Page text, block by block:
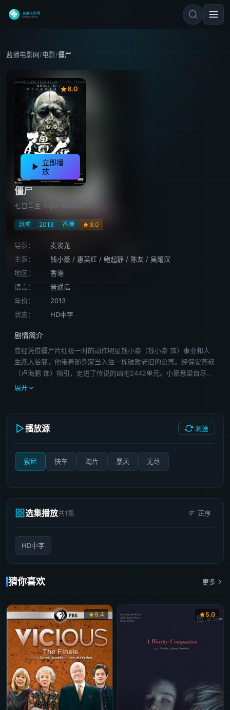
蓝播电影网/电影/僵尸
8.0
立即播
放
僵尸
七日重生 Rigor Mortis
恐怖 2013 香港 8.0
导演：
麦浚龙
主演：
钱小豪 / 惠英红 / 鲍起静 / 陈友 / 吴耀汉
地区：
香港
语言：
普通话
年份：
2013
状态：
HD中字
剧情简介
曾经凭借僵尸片红极一时的动作明星钱小豪（钱小豪 饰）事业和人
生跌入谷底，他带着随身家当入住一栋破败老旧的公寓。经保安燕叔
（卢海鹏 饰）指引，走进了传说的凶宅2442单元。小豪悬梁自尽，
谁知命悬一线之际遭遇猛鬼缠身，多得隐世道长阿友（陈友 饰）出
死，冬叔的老婆梅姨（鲍起静 饰）求专修邪法的阿九（钟发 饰）帮
欲引出无限烦恼。僵尸猛鬼，趁夜横行……
展开
播放源 测速
索尼 快车 淘片 暴风 无尽
选集播放共1集 正序
HD中字
猜你喜欢 更多
9.4 5.0